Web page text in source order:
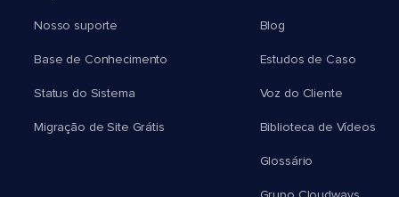
Nosso suporte
Base de Conhecimento
Status do Sistema
Migração de Site Grátis
Blog
Estudos de Caso
Voz do Cliente
Biblioteca de Vídeos
Glossário